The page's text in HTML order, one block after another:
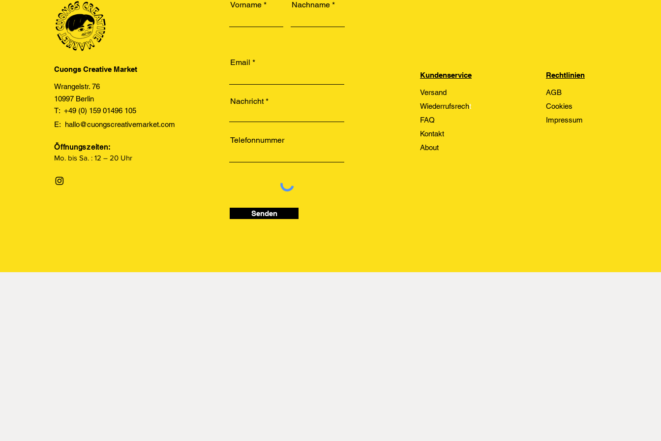
Cuongs Creative Market
Wrangelstr. 76
10997 Berlin
T: +49 (0) 159 01496 105
E: hallo@cuongscreativemarket.com
Öffnungszeiten:
Mo. bis Sa. : 12 – 20 Uhr
Vorname Nachname
Email
Nachricht
Telefonnummer
Senden
Kundenservice
Versand
Wiederrufsrecht
FAQ
Kontakt
About
Rechtlinien
AGB
Cookies
Impressum